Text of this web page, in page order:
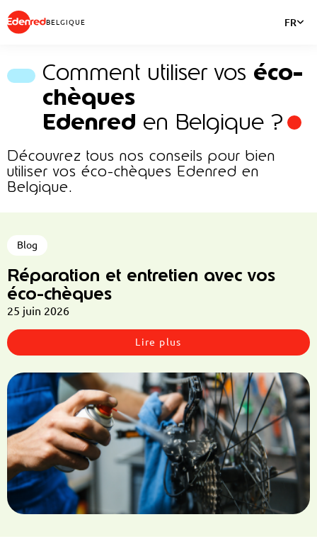
BELGIQUE FR
Comment utiliser vos éco-
chèques
Edenred en Belgique ?
Découvrez tous nos conseils pour bien
utiliser vos éco-chèques Edenred en
Belgique.
Blog
Réparation et entretien avec vos
éco-chèques
25 juin 2026
Lire plus